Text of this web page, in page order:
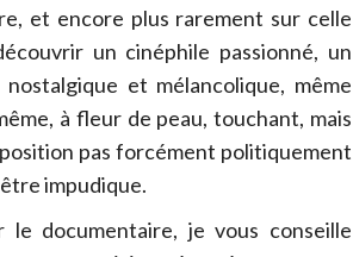
et encore plus rarement sur celle
un cinéphile passionné, un
et mélancolique, même
à fleur de peau, touchant, mais
pas forcément politiquement
impudique.
documentaire, je vous conseille